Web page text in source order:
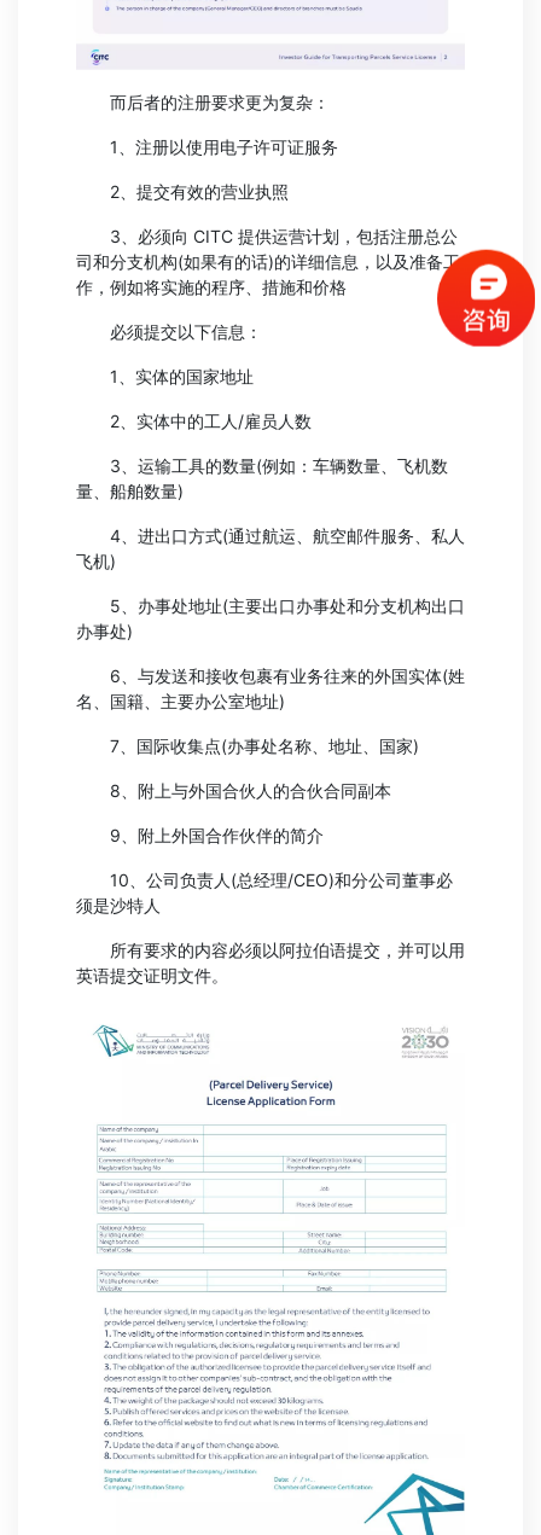
而后者的注册要求更为复杂：
1、注册以使用电子许可证服务
2、提交有效的营业执照
3、必须向 CITC 提供运营计划，包括注册总公
司和分支机构(如果有的话)的详细信息，以及准备工
作，例如将实施的程序、措施和价格
必须提交以下信息：
1、实体的国家地址
2、实体中的工人/雇员人数
3、运输工具的数量(例如：车辆数量、飞机数
量、船舶数量)
4、进出口方式(通过航运、航空邮件服务、私人
飞机)
5、办事处地址(主要出口办事处和分支机构出口
办事处)
6、与发送和接收包裹有业务往来的外国实体(姓
名、国籍、主要办公室地址)
7、国际收集点(办事处名称、地址、国家)
8、附上与外国合伙人的合伙合同副本
9、附上外国合作伙伴的简介
10、公司负责人(总经理/CEO)和分公司董事必
须是沙特人
所有要求的内容必须以阿拉伯语提交，并可以用
英语提交证明文件。